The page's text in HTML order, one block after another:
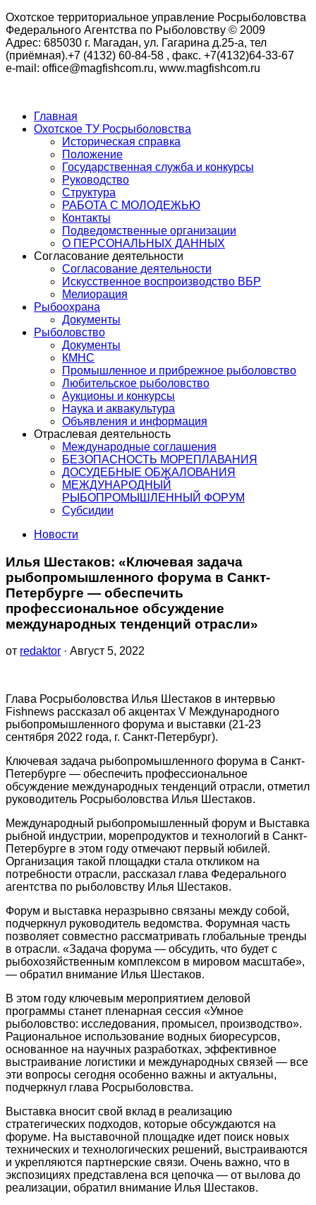
Охотское территориальное управление Росрыболовства
Федерального Агентства по Рыболовству © 2009
Адрес: 685030 г. Магадан, ул. Гагарина д.25-а, тел
(приёмная).+7 (4132) 60-84-58 , факс. +7(4132)64-33-67
e-mail: office@magfishcom.ru, www.magfishcom.ru
Главная
Охотское ТУ Росрыболовства
Историческая справка
Положение
Государственная служба и конкурсы
Руководство
Структура
РАБОТА С МОЛОДЕЖЬЮ
Контакты
Подведомственные организации
О ПЕРСОНАЛЬНЫХ ДАННЫХ
Согласование деятельности
Согласование деятельности
Искусственное воспроизводство ВБР
Мелиорация
Рыбоохрана
Документы
Рыболовство
Документы
КМНС
Промышленное и прибрежное рыболовство
Любительское рыболовство
Аукционы и конкурсы
Наука и аквакультура
Объявления и информация
Отраслевая деятельность
Международные соглашения
БЕЗОПАСНОСТЬ МОРЕПЛАВАНИЯ
ДОСУДЕБНЫЕ ОБЖАЛОВАНИЯ
МЕЖДУНАРОДНЫЙ
РЫБОПРОМЫШЛЕННЫЙ ФОРУМ
Субсидии
Новости
Илья Шестаков: «Ключевая задача
рыбопромышленного форума в Санкт-
Петербурге — обеспечить
профессиональное обсуждение
международных тенденций отрасли»
от redaktor · Август 5, 2022
Глава Росрыболовства Илья Шестаков в интервью
Fishnews рассказал об акцентах V Международного
рыбопромышленного форума и выставки (21-23
сентября 2022 года, г. Санкт-Петербург).
Ключевая задача рыбопромышленного форума в Санкт-
Петербурге — обеспечить профессиональное
обсуждение международных тенденций отрасли, отметил
руководитель Росрыболовства Илья Шестаков.
Международный рыбопромышленный форум и Выставка
рыбной индустрии, морепродуктов и технологий в Санкт-
Петербурге в этом году отмечают первый юбилей.
Организация такой площадки стала откликом на
потребности отрасли, рассказал глава Федерального
агентства по рыболовству Илья Шестаков.
Форум и выставка неразрывно связаны между собой,
подчеркнул руководитель ведомства. Форумная часть
позволяет совместно рассматривать глобальные тренды
в отрасли. «Задача форума — обсудить, что будет с
рыбохозяйственным комплексом в мировом масштабе»,
— обратил внимание Илья Шестаков.
В этом году ключевым мероприятием деловой
программы станет пленарная сессия «Умное
рыболовство: исследования, промысел, производство».
Рациональное использование водных биоресурсов,
основанное на научных разработках, эффективное
выстраивание логистики и международных связей — все
эти вопросы сегодня особенно важны и актуальны,
подчеркнул глава Росрыболовства.
Выставка вносит свой вклад в реализацию
стратегических подходов, которые обсуждаются на
форуме. На выставочной площадке идет поиск новых
технических и технологических решений, выстраиваются
и укрепляются партнерские связи. Очень важно, что в
экспозициях представлена вся цепочка — от вылова до
реализации, обратил внимание Илья Шестаков.